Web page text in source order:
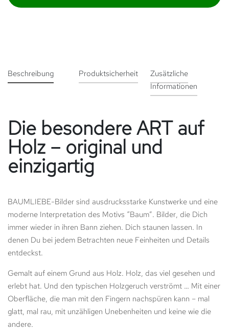
Beschreibung Produktsicherheit
Zusätzliche
Informationen
Die besondere ART auf
Holz – original und
einzigartig
BAUMLIEBE-Bilder sind ausdrucksstarke Kunstwerke und eine
moderne Interpretation des Motivs “Baum”. Bilder, die Dich
immer wieder in ihren Bann ziehen. Dich staunen lassen. In
denen Du bei jedem Betrachten neue Feinheiten und Details
entdeckst.
Gemalt auf einem Grund aus Holz. Holz, das viel gesehen und
erlebt hat. Und den typischen Holzgeruch verströmt … Mit einer
Oberfläche, die man mit den Fingern nachspüren kann – mal
glatt, mal rau, mit unzähligen Unebenheiten und keine wie die
andere.